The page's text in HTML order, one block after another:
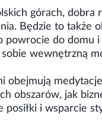
górach,
Będzie to także
powrocie do domu
wewnętrzną
obejmują
obszarów, jak
i wsparcie